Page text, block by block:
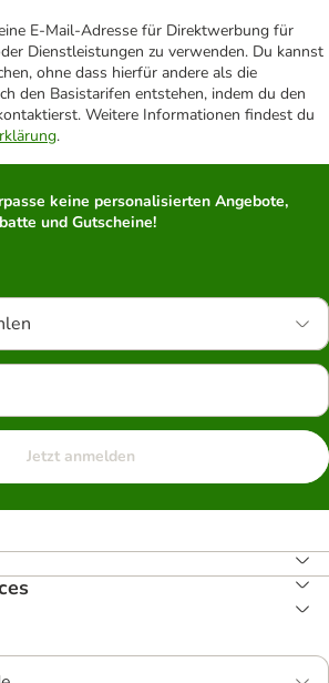
E-Mail-Adresse für Direktwerbung für
Dienstleistungen zu verwenden. Du kannst
ohne dass hierfür andere als die
den Basistarifen entstehen, indem du den
Weitere Informationen findest du
.
keine personalisierten Angebote,
und Gutscheine!
Jetzt anmelden